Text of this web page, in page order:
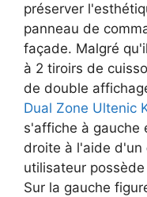
préserver
panneau de
façade. Malgré
à 2 tiroirs de
de double
Dual Zone Ultenic
s'affiche à gauche
droite à l'aide d'un
utilisateur
Sur la gauche